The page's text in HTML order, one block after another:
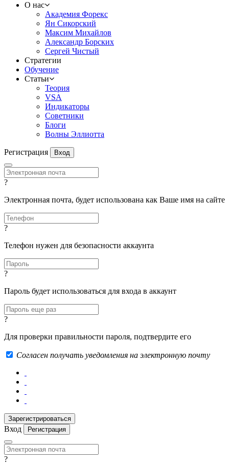
О нас
Академия Форекс
Ян Сикорский
Максим Михайлов
Александр Борских
Сергей Чистый
Стратегии
Обучение
Статьи
Теория
VSA
Индикаторы
Советники
Блоги
Волны Эллиотта
Регистрация Вход
?
Электронная почта, будет использована как Ваше имя на сайте
?
Телефон нужен для безопасности аккаунта
?
Пароль будет использоваться для входа в аккаунт
?
Для проверки правильности пароля, подтвердите его
Согласен получать уведомления на электронную почту
Вход Регистрация
?